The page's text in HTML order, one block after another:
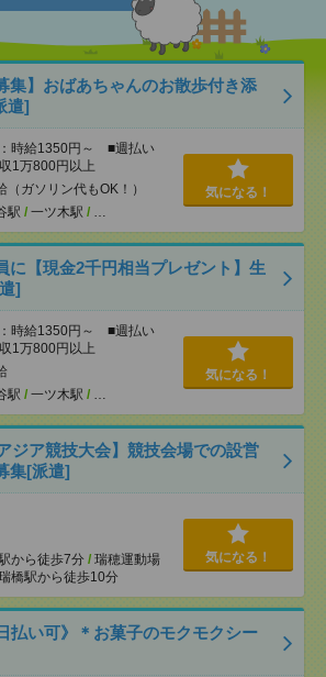
集】おばあちゃんのお散歩付き添
遣]
時給1350円～ ■週払い
1万800円以上
（ガソリン代もOK！）
駅 / 一ツ木駅 / …
気になる！
に【現金2千円相当プレゼント】生
]
時給1350円～ ■週払い
1万800円以上
駅 / 一ツ木駅 / …
気になる！
ジア競技大会】競技会場での設営
集[派遣]
から徒歩7分 / 瑞穂運動場
橋駅から徒歩10分
気になる！
払い可》＊お菓子のモクモクシー